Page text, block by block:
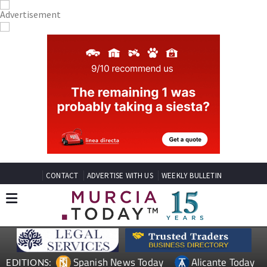
CONTACT ADVERTISE WITH US WEEKLY BULLETIN
EDITIONS: Spanish News Today Alicante Today